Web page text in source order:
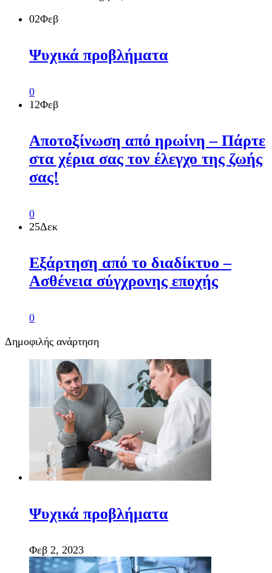
02Φεβ
Ψυχικά προβλήματα
0
12Φεβ
Αποτοξίνωση από ηρωίνη – Πάρτε
στα χέρια σας τον έλεγχο της ζωής
σας!
0
25Δεκ
Εξάρτηση από το διαδίκτυο –
Ασθένεια σύγχρονης εποχής
0
Δημοφιλής ανάρτηση
Ψυχικά προβλήματα
Φεβ 2, 2023